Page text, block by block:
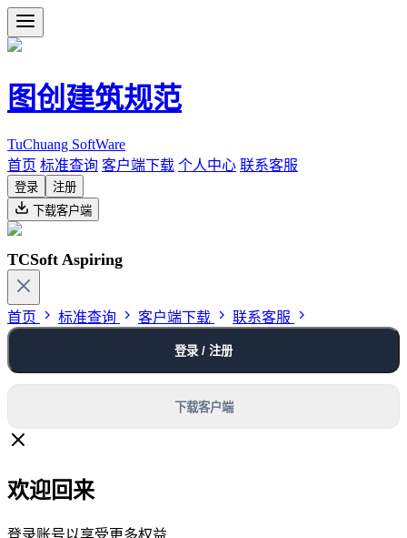
图创建筑规范
TuChuang SoftWare
首页 标准查询 客户端下载 个人中心 联系客服
登录
注册
下载客户端
TCSoft Aspiring
首页 标准查询 客户端下载 联系客服
登录 / 注册
下载客户端
欢迎回来
登录账号以享受更多权益